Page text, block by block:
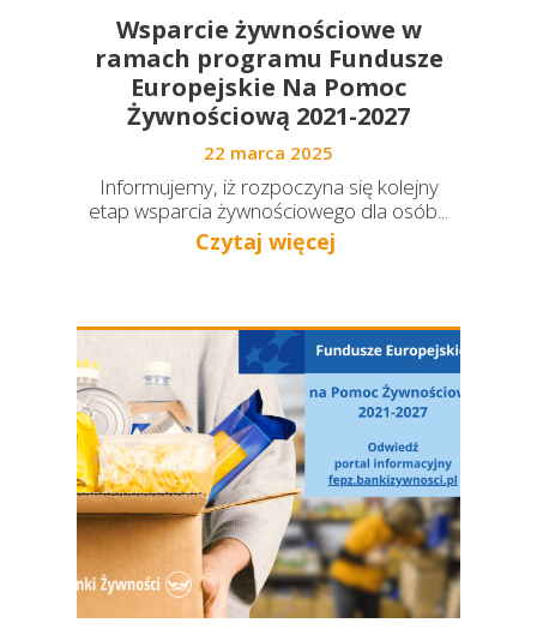
Wsparcie żywnościowe w
ramach programu Fundusze
Europejskie Na Pomoc
Żywnościową 2021-2027
22 marca 2025
Informujemy, iż rozpoczyna się kolejny
etap wsparcia żywnościowego dla osób...
Czytaj więcej